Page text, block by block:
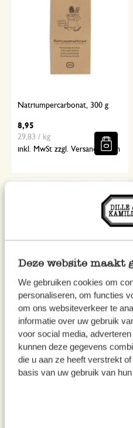
Deze website maakt
We gebruiken cookies om
personaliseren, om functies
om ons websiteverkeer te
informatie over uw gebruik
voor social media,
kunnen deze gegevens
die u aan ze heeft verstrekt
basis van uw gebruik van
Natriumpercarbonat, 300 g
8,95
29,83 / kg
inkl. MwSt zzgl. Versandkosten
Spatel, Buchenholz, 30 cm
1,25
inkl. MwSt zzgl. Versandkosten